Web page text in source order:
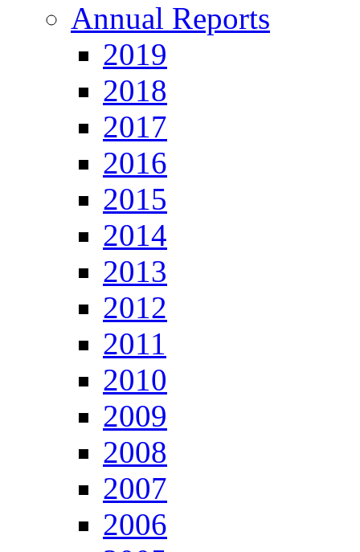
Annual Reports
2019
2018
2017
2016
2015
2014
2013
2012
2011
2010
2009
2008
2007
2006